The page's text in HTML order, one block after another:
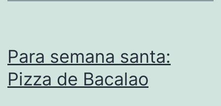
Para semana santa:
Pizza de Bacalao